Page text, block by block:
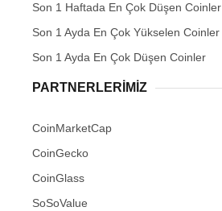
Son 1 Haftada En Çok Düşen Coinler
Son 1 Ayda En Çok Yükselen Coinler
Son 1 Ayda En Çok Düşen Coinler
PARTNERLERIMIZ
CoinMarketCap
CoinGecko
CoinGlass
SoSoValue